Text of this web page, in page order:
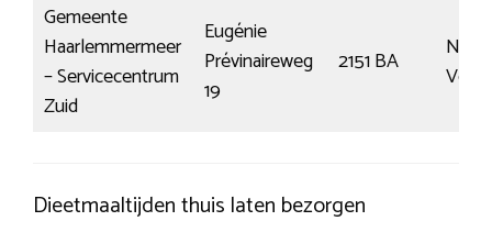
Gemeente
Haarlemmermeer
– Servicecentrum
Zuid
Eugénie
Prévinaireweg
19
2151 BA
Dieetmaaltijden thuis laten bezorgen